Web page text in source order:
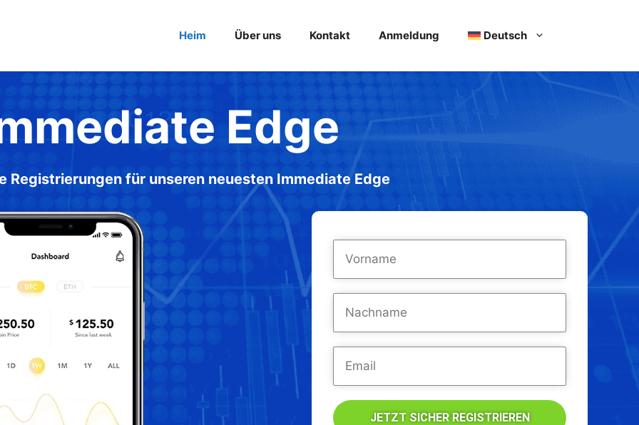
Heim Über uns Kontakt Anmeldung Deutsch
Edge
Registrierungen für unseren neuesten Immediate Edge
JETZT SICHER REGISTRIEREN